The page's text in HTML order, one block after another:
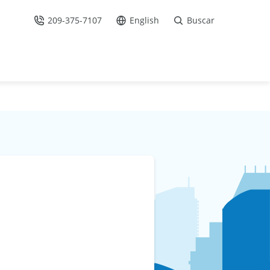
Llámenos
209-375-7107 Ir al sitio en Español /
English Buscar